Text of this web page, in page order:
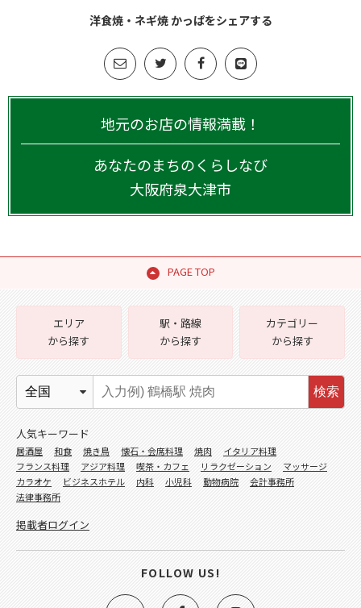
洋食焼・ネギ焼 かっぱをシェアする
地元のお店の情報満載！
あなたのまちのくらしなび
大阪府泉大津市
PAGE TOP
エリア
から探す
駅・路線
から探す
カテゴリー
から探す
検索
人気キーワード
居酒屋 和食 焼き鳥 懐石・会席料理 焼肉
イタリア料理
フランス料理
アジア料理 喫茶・カフェ リラクゼーション
マッサージ
カラオケ
ビジネスホテル 内科 小児科 動物病院
会計事務所
法律事務所
掲載者ログイン
FOLLOW US!